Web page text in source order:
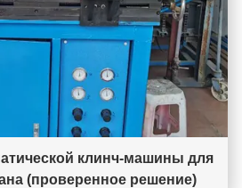
клинч-машины для
(проверенное решение)